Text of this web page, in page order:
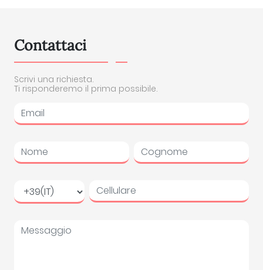
Contattaci
Scrivi una richiesta.
Ti risponderemo il prima possibile.